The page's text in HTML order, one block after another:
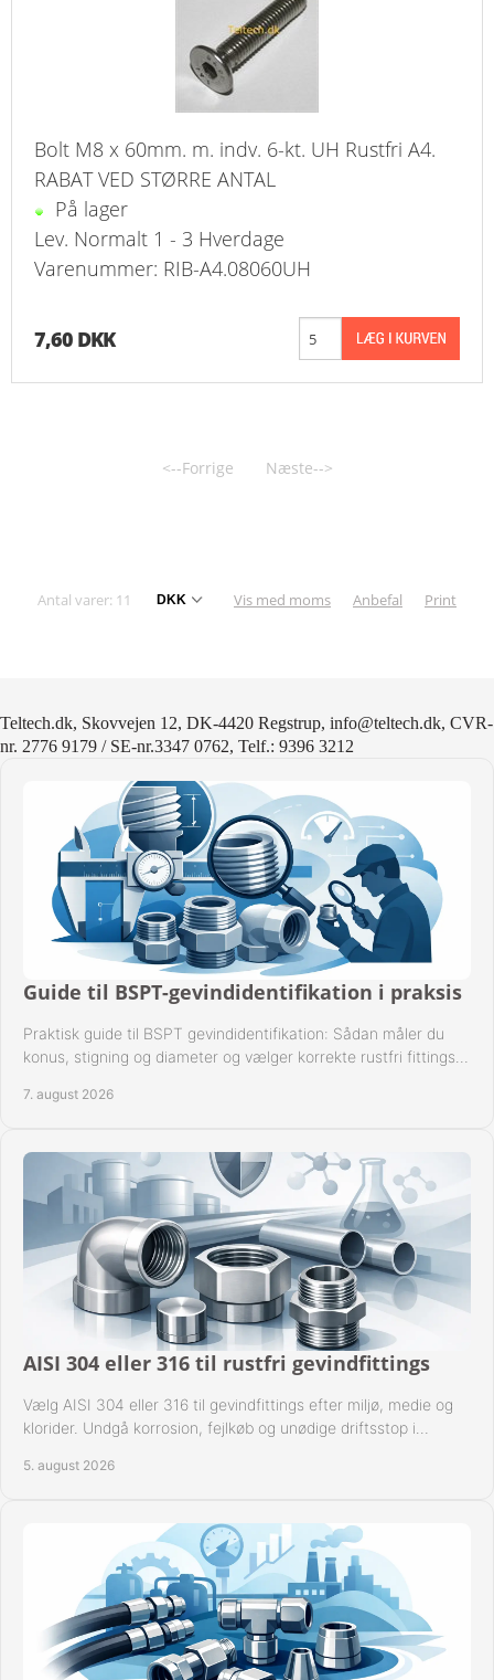
Bolt M8 x 60mm. m. indv. 6-kt. UH Rustfri A4.
RABAT VED STØRRE ANTAL
På lager
Lev. Normalt 1 - 3 Hverdage
Varenummer: RIB-A4.08060UH
7,60 DKK
<--Forrige Næste-->
Antal varer: 11 Vis med moms Anbefal Print
Teltech.dk, Skovvejen 12, DK-4420 Regstrup, info@teltech.dk, CVR-
nr. 2776 9179 / SE-nr.3347 0762, Telf.: 9396 3212
Guide til BSPT-gevindidentifikation i praksis
Praktisk guide til BSPT gevindidentifikation: Sådan måler du
konus, stigning og diameter og vælger korrekte rustfri fittings
7. august 2026
AISI 304 eller 316 til rustfri gevindfittings
Vælg AISI 304 eller 316 til gevindfittings efter miljø, medie og
klorider. Undgå korrosion, fejlkøb og unødige driftsstop i
5. august 2026